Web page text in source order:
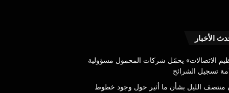
أكاديمي
الأخبار
الاتصالات» يحمّل شركات المحمول مسؤولية
تسجيل الشرائح
منتصف الليل بشأن ما أثير حول وجود خطوط